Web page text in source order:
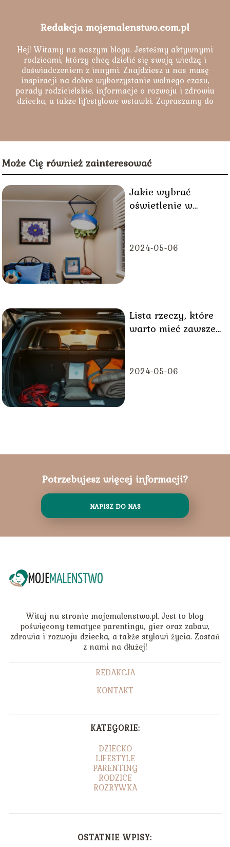
Redakcja mojemalenstwo.com.pl
Hej! Witamy na naszym blogu. Jesteśmy aktywnymi
rodzicami, którzy chcą dzielić się swoją wiedzą i
doświadczeniem z innymi. Znajdziesz u nas masę
inspiracji na dobre wykorzystanie wolnego czasu,
porady rodzicielskie, informacje o rozwoju i zdrowiu
dziecka, a także lifestylowe wstawki. Zapraszamy do
Może Cię również zainteresować
Jakie wybrać
oświetlenie w
2024-05-06
Lista rzeczy, które
warto mieć zawsze
2024-05-06
Potrzebujesz więcej informacji?
NAPISZ DO NAS
Witaj na stronie mojemalenstwo.pl. Jest to blog
poświęcony tematyce parentingu, gier oraz zabaw,
zdrowia i rozwoju dziecka, a także stylowi życia. Zostań
z nami na dłużej!
REDAKCJA
KONTAKT
KATEGORIE:
DZIECKO
LIFESTYLE
PARENTING
RODZICE
ROZRYWKA
OSTATNIE WPISY: